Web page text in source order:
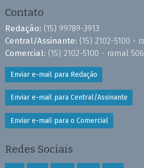
Contato
Redação: (15) 99789-3913
Central/Assinante: (15) 2102-5100 -
Comercial: (15) 2102-5100 - ramal
Enviar e-mail para Redação
Enviar e-mail para Central/Assinante
Enviar e-mail para o Comercial
Redes Sociais